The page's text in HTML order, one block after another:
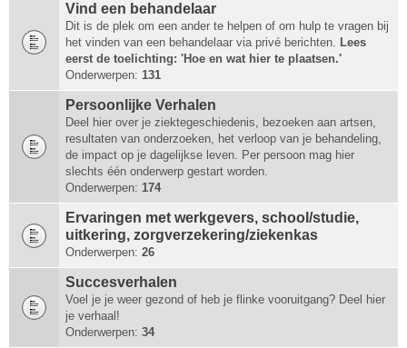
Vind een behandelaar
Dit is de plek om een ander te helpen of om hulp te vragen bij
het vinden van een behandelaar via privé berichten. Lees
eerst de toelichting: 'Hoe en wat hier te plaatsen.'
Onderwerpen: 131
Persoonlijke Verhalen
Deel hier over je ziektegeschiedenis, bezoeken aan artsen,
resultaten van onderzoeken, het verloop van je behandeling,
de impact op je dagelijkse leven. Per persoon mag hier
slechts één onderwerp gestart worden.
Onderwerpen: 174
Ervaringen met werkgevers, school/studie,
uitkering, zorgverzekering/ziekenkas
Onderwerpen: 26
Succesverhalen
Voel je je weer gezond of heb je flinke vooruitgang? Deel hier
je verhaal!
Onderwerpen: 34